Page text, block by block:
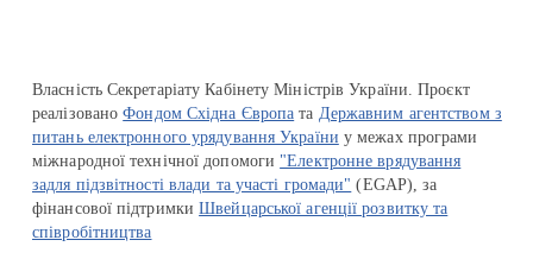
Власність Секретаріату Кабінету Міністрів України. Проєкт
реалізованоФондом Східна Європа та Державним агентством з
питань електронного урядування України у межах програми
міжнародної технічної допомоги "Електронне врядування
задля підзвітності влади та участі громади" (EGAP), за
фінансової підтримкиШвейцарської агенції розвитку та
співробітництва